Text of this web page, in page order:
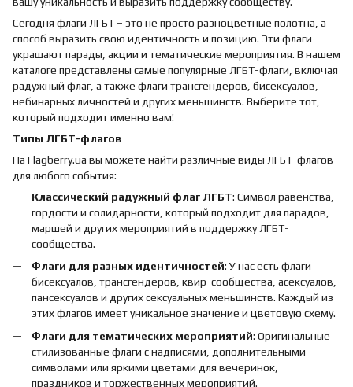
Сегодня флаги ЛГБТ – это не просто разноцветные полотна, а
способ выразить свою идентичность и позицию. Эти флаги
украшают парады, акции и тематические мероприятия. В нашем
каталоге представлены самые популярные ЛГБТ-флаги, включая
радужный флаг, а также флаги трансгендеров, бисексуалов,
небинарных личностей и других меньшинств. Выберите тот,
который подходит именно вам!
Типы ЛГБТ-флагов
На Flagberry.ua вы можете найти различные виды ЛГБТ-флагов
для любого события:
Классический радужный флаг ЛГБТ: Символ равенства,
гордости и солидарности, который подходит для парадов,
маршей и других мероприятий в поддержку ЛГБТ-
сообщества.
Флаги для разных идентичностей: У нас есть флаги
бисексуалов, трансгендеров, квир-сообщества, асексуалов,
пансексуалов и других сексуальных меньшинств. Каждый из
этих флагов имеет уникальное значение и цветовую схему.
Флаги для тематических мероприятий: Оригинальные
стилизованные флаги с надписями, дополнительными
символами или яркими цветами для вечеринок,
праздников и торжественных мероприятий.